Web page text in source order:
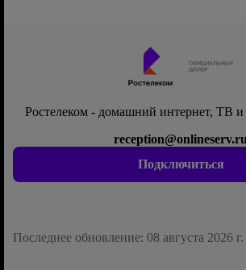
Ростелеком - домашний интернет, ТВ и
Подключиться
reception@onlineserv.ru
Последнее обновление: 08 августа 2026 г.